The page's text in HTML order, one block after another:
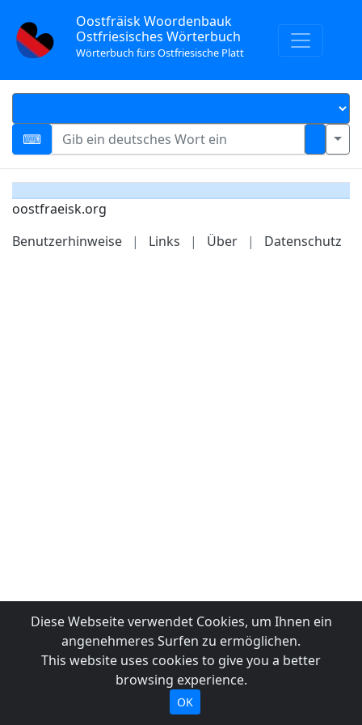
Oostfräisk Woordenbauk
Ostfriesisches Wörterbuch
Wörterbuch fürs Ostfriesische Platt
oostfraeisk.org
Benutzerhinweise
| Links | Über | Datenschutz
Diese Webseite verwendet Cookies, um Ihnen ein
angenehmeres Surfen zu ermöglichen.
This website uses cookies to give you a better
browsing experience.
OK